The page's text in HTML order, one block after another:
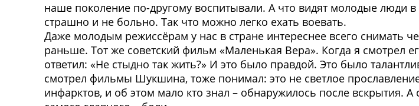
наше поколение по-другому воспитывали. А что видят молодые люди
страшно и не больно. Так что можно легко ехать воевать.
Даже молодым режиссёрам у нас в стране интереснее всего снимать
раньше. Тот же советский фильм «Маленькая Вера». Когда я смотрел
ответил: «Не стыдно так жить?» И это было правдой. Это было
смотрел фильмы Шукшина, тоже понимал: это не светлое
инфарктов, и об этом мало кто знал – обнаружилось после вскрытия.